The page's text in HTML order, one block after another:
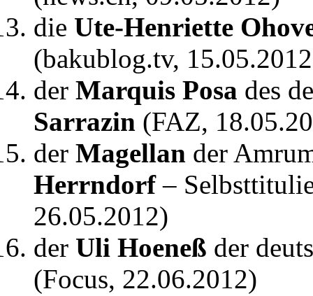
die Ute-Henriette
(bakublog.tv,
der Marquis Posa des
Sarrazin (FAZ,
der Magellan der
Herrndorf–
26.05.2012)
der Uli Hoeneß der
(Focus, 22.06.2012)